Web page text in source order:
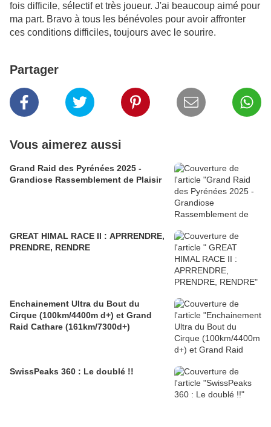
fois difficile, sélectif et très joueur. J'ai beaucoup aimé pour
ma part. Bravo à tous les bénévoles pour avoir affronter
ces conditions difficiles, toujours avec le sourire.
Partager
Vous aimerez aussi
Grand Raid des Pyrénées 2025 -
Grandiose Rassemblement de Plaisir
GREAT HIMAL RACE II : APRRENDRE,
PRENDRE, RENDRE
Enchainement Ultra du Bout du
Cirque (100km/4400m d+) et Grand
Raid Cathare (161km/7300d+)
SwissPeaks 360 : Le doublé !!